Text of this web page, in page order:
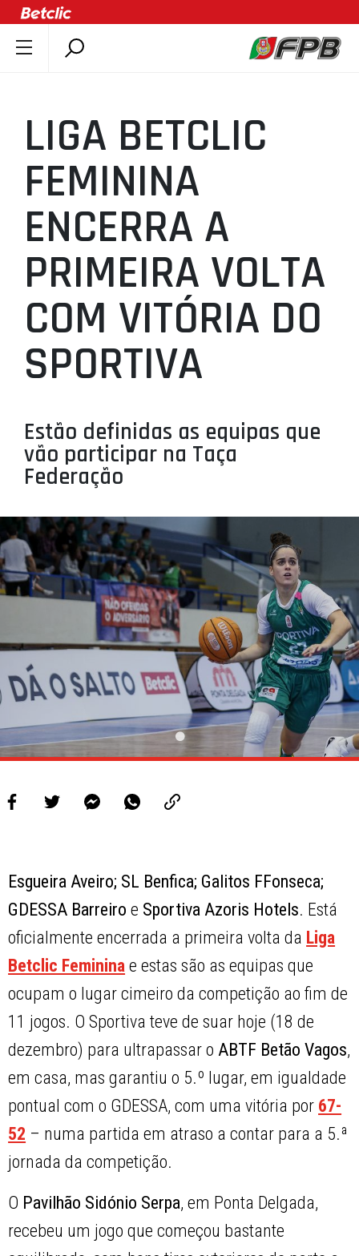
ÚLTIMAS
COMPETIÇÕES
ASSOCIAÇÕES
CLUBES
AGENTES
AGENDA
SELEÇÕES
MINIBASQUETE
ÁREA TÉCNICA
PROJETOS
LIGA BETCLIC FEMININA
LIGA BETCLIC
FEMININA
ENCERRA A
PRIMEIRA VOLTA
COM VITÓRIA DO
SPORTIVA
Estão definidas as equipas que
vão participar na Taça
Federação
Esgueira Aveiro; SL Benfica; Galitos FFonseca;
GDESSA Barreiro e Sportiva Azoris Hotels. Está
oficialmente encerrada a primeira volta da Liga
Betclic Feminina e estas são as equipas que
ocupam o lugar cimeiro da competição ao fim de
11 jogos. O Sportiva teve de suar hoje (18 de
dezembro) para ultrapassar o ABTF Betão Vagos,
em casa, mas garantiu o 5.º lugar, em igualdade
pontual com o GDESSA, com uma vitória por 67-
52 – numa partida em atraso a contar para a 5.ª
jornada da competição.
O Pavilhão Sidónio Serpa, em Ponta Delgada,
recebeu um jogo que começou bastante